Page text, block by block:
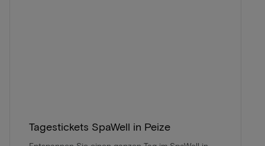
Tagestickets SpaWell in Peize